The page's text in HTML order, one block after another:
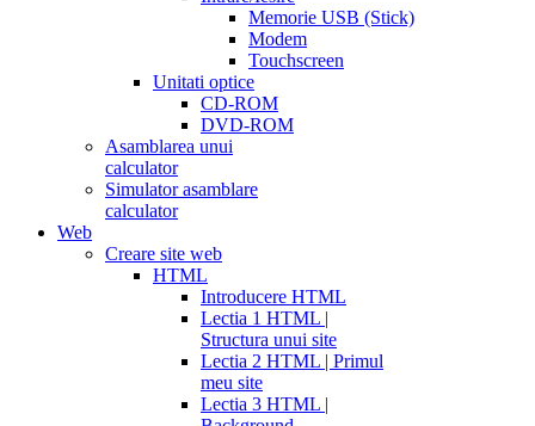
Memorie USB (Stick)
Modem
Touchscreen
Unitati optice
CD-ROM
DVD-ROM
Asamblarea unui
calculator
Simulator asamblare
calculator
Web
Creare site web
HTML
Introducere HTML
Lectia 1 HTML |
Structura unui site
Lectia 2 HTML | Primul
meu site
Lectia 3 HTML |